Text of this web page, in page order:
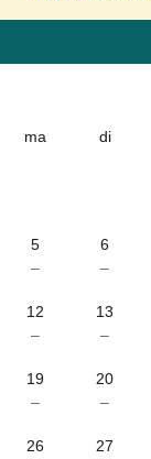
ma di
5
–
6
–
12
–
13
–
19
–
20
–
26 27